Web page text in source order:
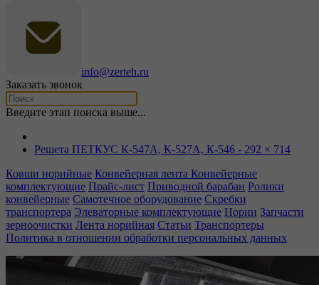
info@zerteh.ru
Заказать звонок
Введите этап поиска выше...
Решета ПЕТКУС К-547А, К-527А, К-546 - 292 × 714
Ковши норийные Конвейерная лента Конвейерные
комплектующие Прайс-лист Приводной барабан Ролики
конвейерные Самотечное оборудование Скребки
транспортера Элеваторные комплектующие Нории Запчасти
зерноочистки Лента норийная Статьи Транспортеры
Политика в отношении обработки персональных данных